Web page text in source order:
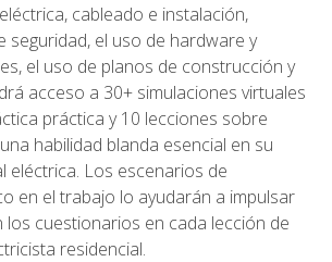
cableado e instalación,
seguridad, el uso de hardware y
el uso de planos de construcción y
acceso a 30+ simulaciones virtuales
práctica y 10 lecciones sobre
habilidad blanda esencial en su
eléctrica. Los escenarios de
en el trabajo lo ayudarán a impulsar
los cuestionarios en cada lección de
residencial.